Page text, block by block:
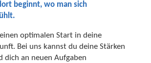
beginnt, wo man sich
optimalen Start in deine
Bei uns kannst du deine Stärken
dich an neuen Aufgaben